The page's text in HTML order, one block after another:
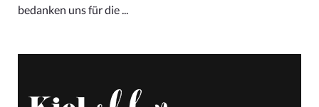
bedanken uns für die ...